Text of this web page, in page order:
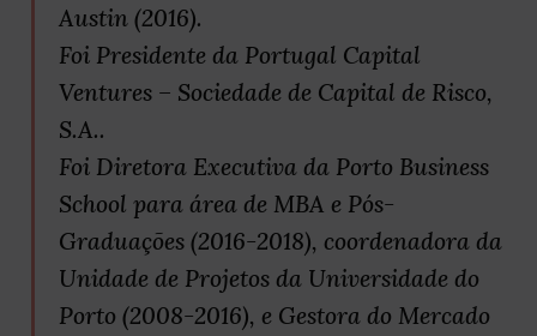
Austin (2016).
Foi Presidente da Portugal Capital
Ventures – Sociedade de Capital de Risco,
S.A..
Foi Diretora Executiva da Porto Business
School para área de MBA e Pós-
Graduações (2016-2018), coordenadora da
Unidade de Projetos da Universidade do
Porto (2008-2016), e Gestora do Mercado